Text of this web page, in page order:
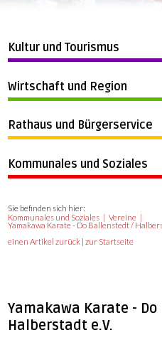
Kultur und Tourismus
Wirtschaft und Region
Rathaus und Bürgerservice
Kommunales und Soziales
Sie befinden sich hier:
Kommunales und Soziales
Vereine
Yamakawa Karate - Do Ballenstedt /
einen Artikel zurück |zur Startseite
Yamakawa Karate -
Halberstadt e.V.